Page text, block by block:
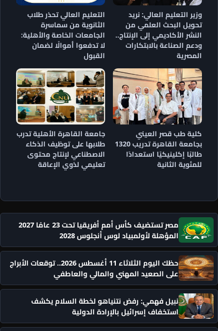
وزير التعليم العالي: نريد
تحويل البحث العلمي من
النشر الأكاديمي إلى الإنتاج..
ودعم الصناعة بالابتكارات
المصرية
التعليم العالي تحذر طلاب
الثانوية من سماسرة
الجامعات الخاصة والأهلية:
لا تدفعوا أموالًا لضمان
القبول
كلية طب قصر العيني
بجامعة القاهرة تدريب 1320
طالبًا إكلينيكيًا استعدادًا
للمئوية الثانية
جامعة القاهرة الأهلية تدرب
طلابها على توظيف الذكاء
الاصطناعي لإنتاج محتوى
تعليمي لذوي الإعاقة
مصر تستضيف كأس أمم أفريقيا تحت 23 عامًا 2027
المؤهلة لأولمبياد لوس أنجلوس 2028
حظك اليوم الثلاثاء 11 أغسطس 2026.. توقعات الأبراج
على الصعيد المهني والمالي والعاطفي
نبيل فهمي: رفض نتنياهو لخطة السلام يكشف
استخفاف إسرائيل بالإرادة الدولية